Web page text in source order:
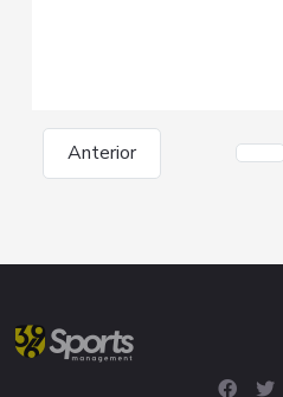
Anterior